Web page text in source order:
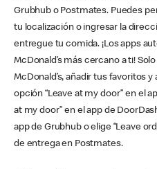
Grubhub o Postmates. Puedes
tu localización o ingresar la
entregue tu comida. ¡Los apps
McDonald’s más cercano a ti!
McDonald’s, añadir tus favoritos
opción “Leave at my door” en el
at my door” en el app de
app de Grubhub o elige “Leave
de entrega en Postmates.